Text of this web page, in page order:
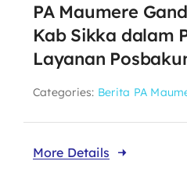
PA Maumere
Kab Sikka dalam
Layanan
Categories: Berita PA
More Details